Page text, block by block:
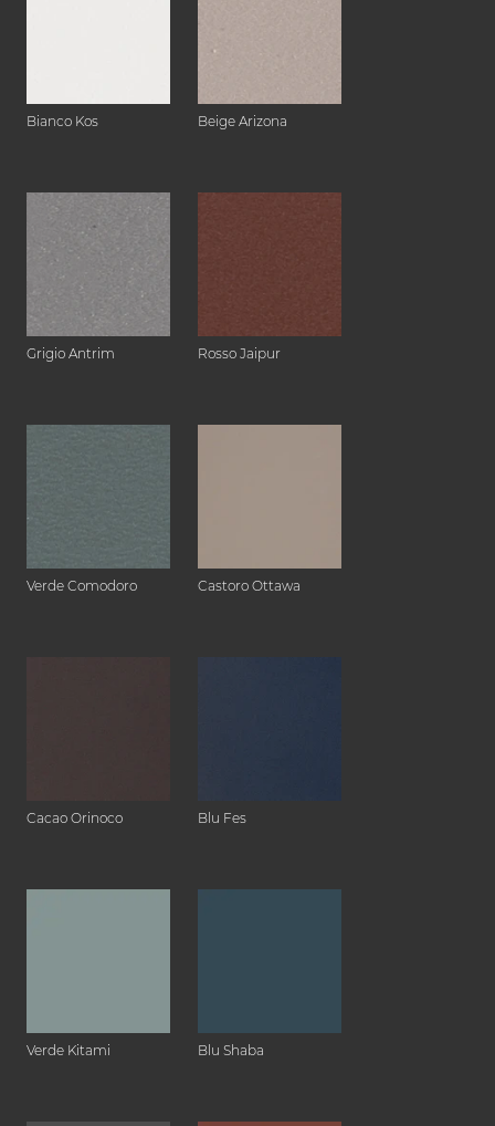
Bianco Kos Beige Arizona
Grigio Antrim Rosso Jaipur
Verde Comodoro Castoro Ottawa
Cacao Orinoco Blu Fes
Verde Kitami Blu Shaba